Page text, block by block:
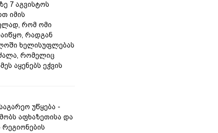
7 აგვისტოს
იმის
რომ ომი
რადგან
ხელისუფლებას
რომელიც
აყენებს ეჭვის
უწყება -
აფხაზეთისა და
რეგიონების